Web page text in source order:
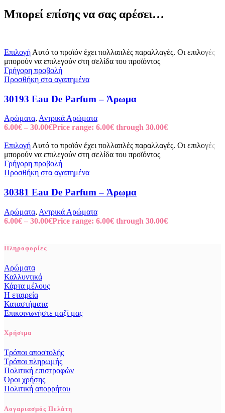
Μπορεί επίσης να σας αρέσει…
Επιλογή Αυτό το προϊόν έχει πολλαπλές παραλλαγές. Οι επιλογές
μπορούν να επιλεγούν στη σελίδα του προϊόντος
Γρήγορη προβολή
Προσθήκη στα αγαπημένα
30193 Eau De Parfum – Άρωμα
Αρώματα, Αντρικά Αρώματα
6.00€ – 30.00€Price range: 6.00€ through 30.00€
Επιλογή Αυτό το προϊόν έχει πολλαπλές παραλλαγές. Οι επιλογές
μπορούν να επιλεγούν στη σελίδα του προϊόντος
Γρήγορη προβολή
Προσθήκη στα αγαπημένα
30381 Eau De Parfum – Άρωμα
Αρώματα, Αντρικά Αρώματα
6.00€ – 30.00€Price range: 6.00€ through 30.00€
Πληροφορίες
Αρώματα
Καλλυντικά
Κάρτα μέλους
Η εταιρεία
Καταστήματα
Επικοινωνήστε μαζί μας
Χρήσιμα
Τρόποι αποστολής
Τρόποι πληρωμής
Πολιτική επιστροφών
Όροι χρήσης
Πολιτική απορρήτου
Λογαριασμός Πελάτη